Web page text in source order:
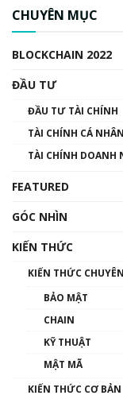
đến
CHUYÊN MỤC
BLOCKCHAIN 2022
ĐẦU TƯ
ĐẦU TƯ TÀI CHÍNH
TÀI CHÍNH CÁ NHÂN
TÀI CHÍNH DOANH
FEATURED
GÓC NHÌN
KIẾN THỨC
KIẾN THỨC
BẢO MẬT
CHAIN
KỸ THUẬT
MẬT MÃ
KIẾN THỨC CƠ BẢN